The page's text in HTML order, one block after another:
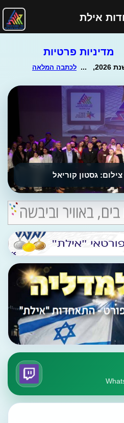
אילת
מדיניות פרטיות